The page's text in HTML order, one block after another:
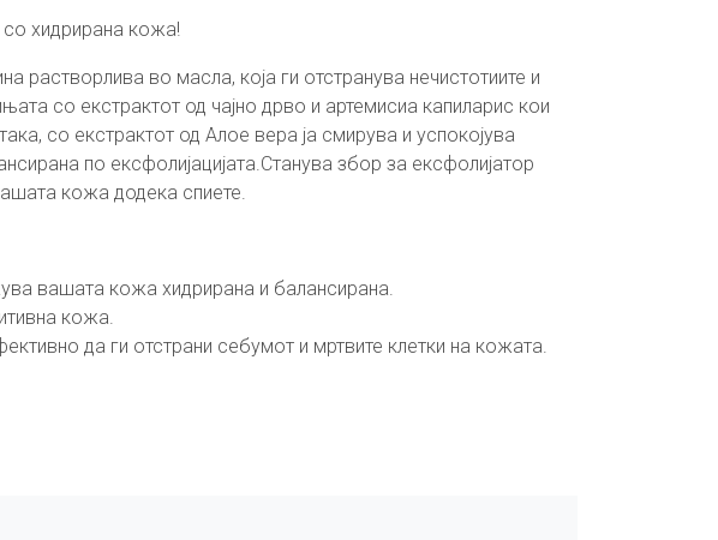
со хидрирана кожа!
растворлива во масла, која ги отстранува нечистотиите и
со екстрактот од чајно дрво и артемисиа капиларис кои
со екстрактот од Алое вера ја смирува и успокојува
по ексфолијацијата.Станува збор за ексфолијатор
кожа додека спиете.
вашата кожа хидрирана и балансирана.
кожа.
да ги отстрани себумот и мртвите клетки на кожата.